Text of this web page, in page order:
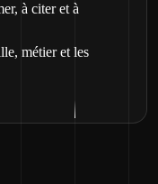
à citer et à
métier et les